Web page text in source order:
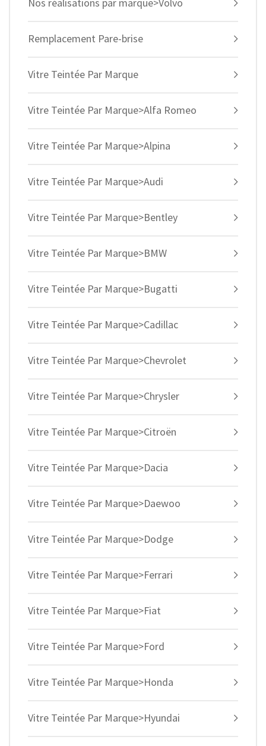
Remplacement Pare-brise
Vitre Teintée Par Marque
Vitre Teintée Par Marque>Alfa Romeo
Vitre Teintée Par Marque>Alpina
Vitre Teintée Par Marque>Audi
Vitre Teintée Par Marque>Bentley
Vitre Teintée Par Marque>BMW
Vitre Teintée Par Marque>Bugatti
Vitre Teintée Par Marque>Cadillac
Vitre Teintée Par Marque>Chevrolet
Vitre Teintée Par Marque>Chrysler
Vitre Teintée Par Marque>Citroën
Vitre Teintée Par Marque>Dacia
Vitre Teintée Par Marque>Daewoo
Vitre Teintée Par Marque>Dodge
Vitre Teintée Par Marque>Ferrari
Vitre Teintée Par Marque>Fiat
Vitre Teintée Par Marque>Ford
Vitre Teintée Par Marque>Honda
Vitre Teintée Par Marque>Hyundai